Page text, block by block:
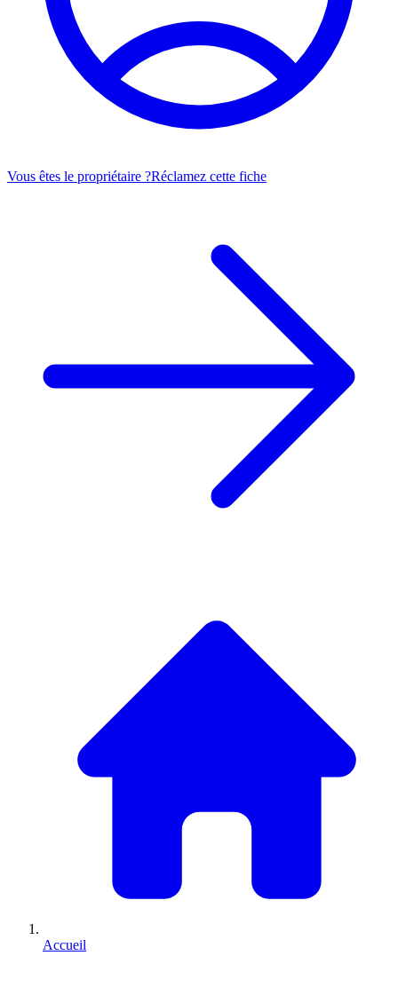
Vous êtes le propriétaire ?Réclamez cette fiche
Accueil